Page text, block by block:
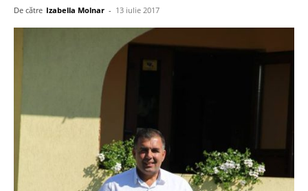
De către Izabella Molnar - 13 iulie 2017